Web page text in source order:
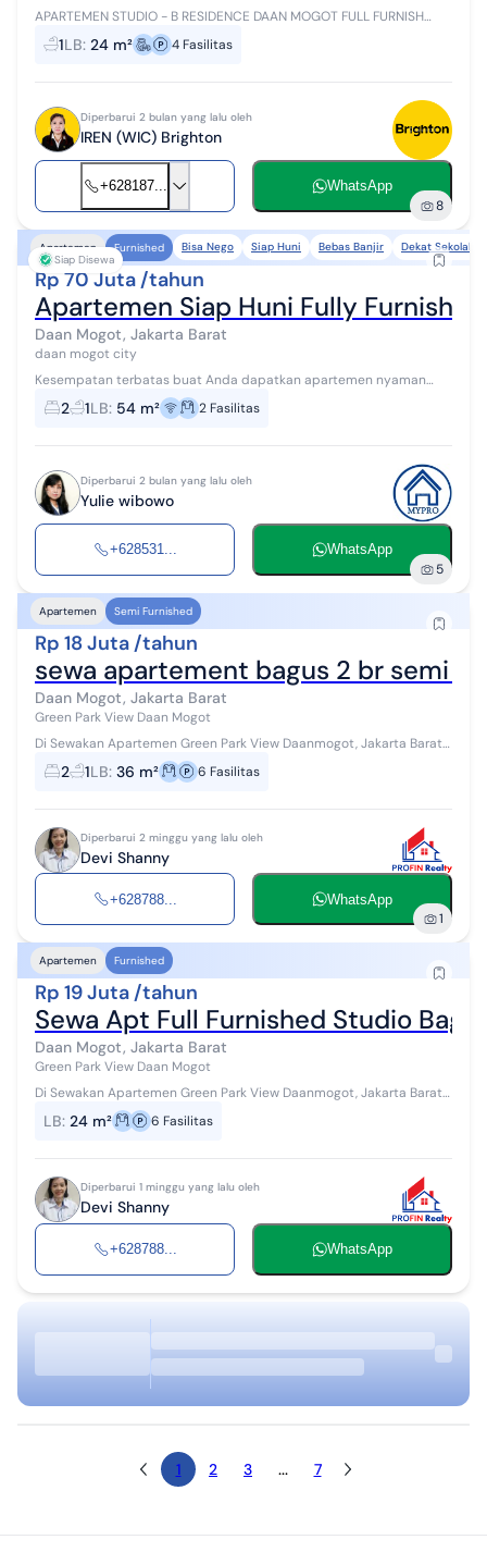
APARTEMEN STUDIO - B RESIDENCE DAAN MOGOT FULL FURNISH
Hunian modern di lokasi super strategis di Jakarta Barat. SELLING
POINT - Akses langsung k...
1LB: 24 m² 4 Fasilitas
Diperbarui 2 bulan yang lalu oleh
IREN (WIC) Brighton
+628187... WhatsApp
8
Siap Disewa
Apartemen Furnished Bisa Nego Siap Huni Bebas Banjir Dekat Sekolah
Rp 70 Juta /tahun
Apartemen Siap Huni Fully
Daan Mogot, Jakarta Barat
daan mogot city
Kesempatan terbatas buat Anda dapatkan apartemen nyaman
dengan return investasi tinggi di Daan Mogot, Jakarta Barat.
Apartemen ini menawarkan kele...
2 1LB: 54 m² 2 Fasilitas
Diperbarui 2 bulan yang lalu oleh
Yulie wibowo
+628531... WhatsApp
5
Apartemen Semi Furnished
Rp 18 Juta /tahun
sewa apartement bagus 2 br semi
Daan Mogot, Jakarta Barat
Green Park View Daan Mogot
Di Sewakan Apartemen Green Park View Daanmogot, Jakarta Barat -
Luas 36 -KT 2 -KM 1 -Tower E/lantai 3/Hook Dalam -Semi Furnished
Ready tgl 11 maret...
2 1LB: 36 m² 6 Fasilitas
Diperbarui 2 minggu yang lalu oleh
Devi Shanny
+628788... WhatsApp
1
Apartemen Furnished
Rp 19 Juta /tahun
Sewa Apt Full Furnished Studio
Daan Mogot, Jakarta Barat
Green Park View Daan Mogot
Di Sewakan Apartemen Green Park View Daanmogot, Jakarta Barat -
Luas 24m2 -Studio -Furnished -Tower E/lantai 11 Harga sewa Rp 17
Juta/Tahun Deposi...
LB: 24 m² 6 Fasilitas
Diperbarui 1 minggu yang lalu oleh
Devi Shanny
+628788... WhatsApp
1 2 3 ... 7